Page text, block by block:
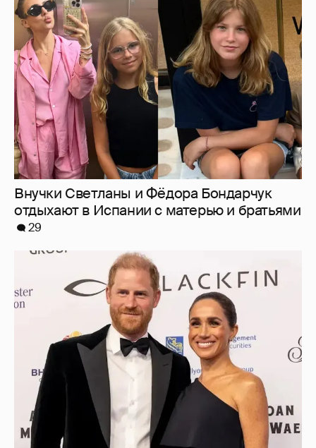
Внучки Светланы и Фёдора Бондарчук
отдыхают в Испании с матерью и братьями
29
Меган Маркл и принц Гарри вышли в свет
в Канаде